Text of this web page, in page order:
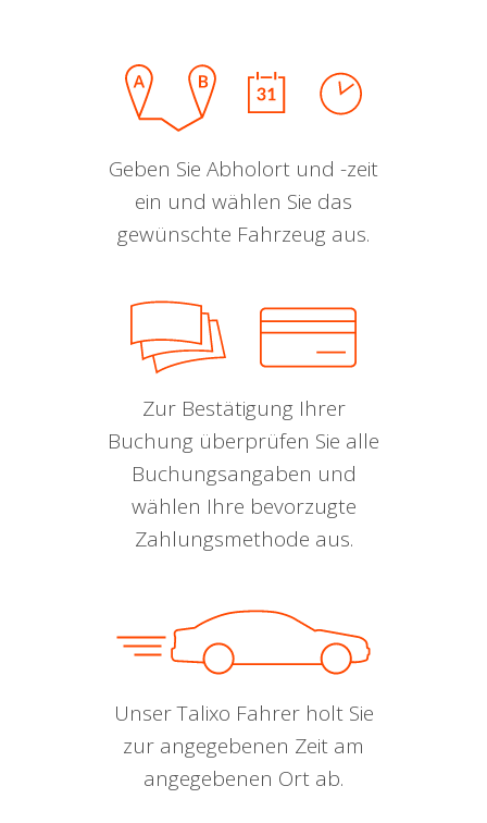
Geben Sie Abholort und -zeit
ein und wählen Sie das
gewünschte Fahrzeug aus.
Zur Bestätigung Ihrer
Buchung überprüfen Sie alle
Buchungsangaben und
wählen Ihre bevorzugte
Zahlungsmethode aus.
Unser Talixo Fahrer holt Sie
zur angegebenen Zeit am
angegebenen Ort ab.